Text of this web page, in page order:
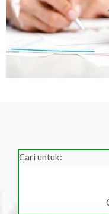
Cari untuk: